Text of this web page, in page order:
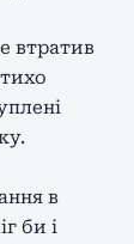
втратив
в
би і